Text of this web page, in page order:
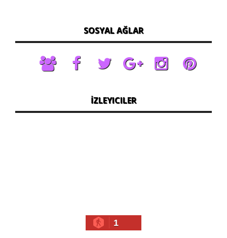
SOSYAL AĞLAR
İZLEYICILER
1